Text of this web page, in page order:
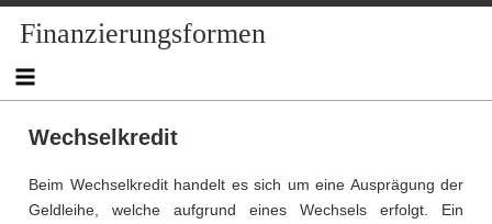
to
Finanzierungsformen
Wechselkredit
Beim Wechselkredit handelt es sich um eine Ausprägung der
Geldleihe, welche aufgrund eines Wechsels erfolgt. Ein